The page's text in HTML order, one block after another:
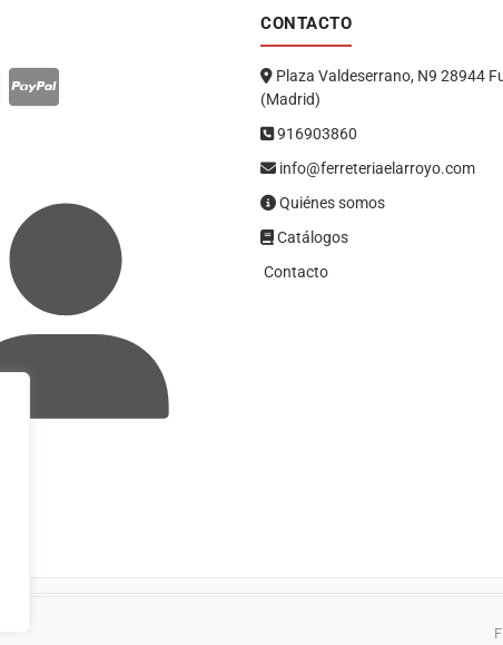
CONTACTO
Plaza Valdeserrano, N9 28944
(Madrid)
916903860
info@ferreteriaelarroyo.com
Quiénes somos
Catálogos
Contacto